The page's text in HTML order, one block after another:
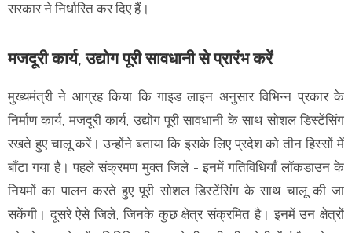
सरकार ने निर्धारित कर दिए हैं।
मजदूरी कार्य, उद्योग पूरी सावधानी से प्रारंभ करें
मुख्यमंत्री ने आग्रह किया कि गाइड लाइन अनुसार विभिन्न प्रकार के
निर्माण कार्य, मजदूरी कार्य, उद्योग पूरी सावधानी के साथ सोशल डिस्टेंसिंग
रखते हुए चालू करें। उन्होंने बताया कि इसके लिए प्रदेश को तीन हिस्सों में
बाँटा गया है। पहले संक्रमण मुक्त जिले - इनमें गतिविधियाँ लॉकडाउन के
नियमों का पालन करते हुए पूरी सोशल डिस्टेंसिंग के साथ चालू की जा
सकेंगी। दूसरे ऐसे जिले, जिनके कुछ क्षेत्र संक्रमित है। इनमें उन क्षेत्रों